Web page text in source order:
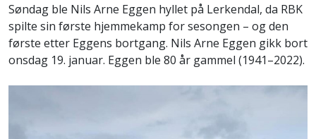
Søndag ble Nils Arne Eggen hyllet på Lerkendal, da RBK
spilte sin første hjemmekamp for sesongen – og den
første etter Eggens bortgang. Nils Arne Eggen gikk bort
onsdag 19. januar. Eggen ble 80 år gammel (1941–2022).